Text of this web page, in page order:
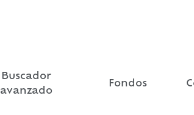
Buscador
avanzado
Fondos